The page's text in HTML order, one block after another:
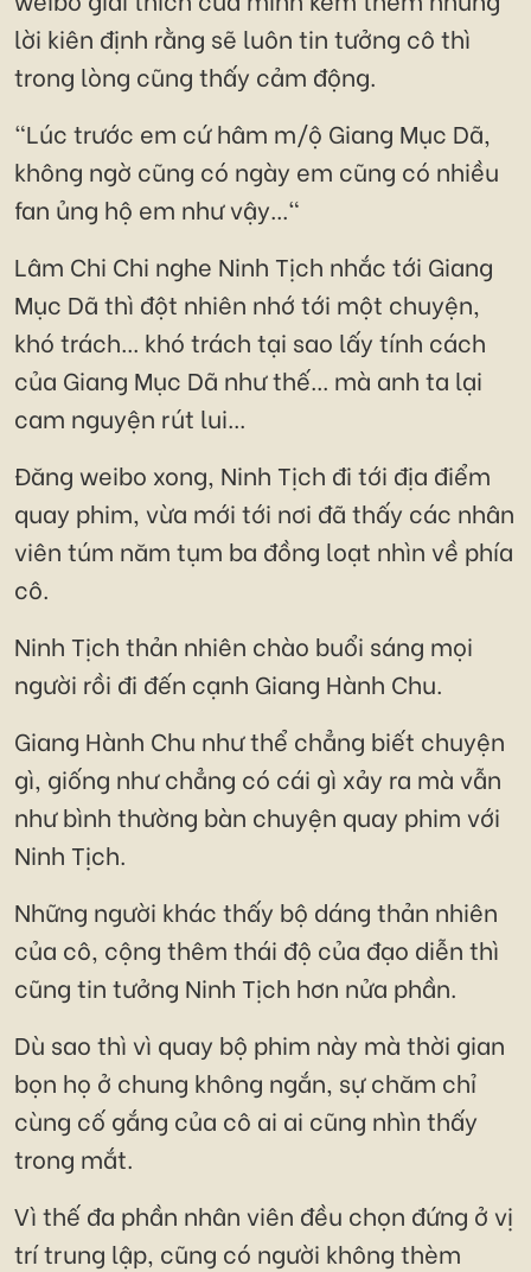
lời kiên định rằng sẽ luôn tin tưởng cô thì
trong lòng cũng thấy cảm động.
"Lúc trước em cứ hâm m/ộ Giang Mục Dã,
không ngờ cũng có ngày em cũng có nhiều
fan ủng hộ em như vậy..."
Lâm Chi Chi nghe Ninh Tịch nhắc tới Giang
Mục Dã thì đột nhiên nhớ tới một chuyện,
khó trách... khó trách tại sao lấy tính cách
của Giang Mục Dã như thế... mà anh ta lại
cam nguyện rút lui...
Đăng weibo xong, Ninh Tịch đi tới địa điểm
quay phim, vừa mới tới nơi đã thấy các nhân
viên túm năm tụm ba đồng loạt nhìn về phía
cô.
Ninh Tịch thản nhiên chào buổi sáng mọi
người rồi đi đến cạnh Giang Hành Chu.
Giang Hành Chu như thể chẳng biết chuyện
gì, giống như chẳng có cái gì xảy ra mà vẫn
như bình thường bàn chuyện quay phim với
Ninh Tịch.
Những người khác thấy bộ dáng thản nhiên
của cô, cộng thêm thái độ của đạo diễn thì
cũng tin tưởng Ninh Tịch hơn nửa phần.
Dù sao thì vì quay bộ phim này mà thời gian
bọn họ ở chung không ngắn, sự chăm chỉ
cùng cố gắng của cô ai ai cũng nhìn thấy
trong mắt.
Vì thế đa phần nhân viên đều chọn đứng ở vị
trí trung lập, cũng có người không thèm